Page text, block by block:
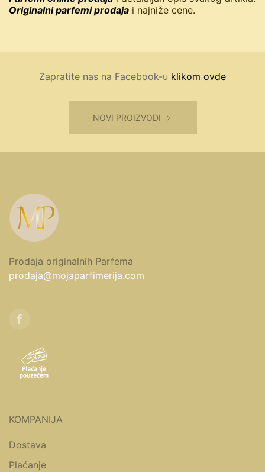
Originalni parfemi prodaja i najniže cene.
Zapratite nas na Facebook-u klikom ovde
NOVI PROIZVODI
Prodaja originalnih Parfema
prodaja@mojaparfimerija.com
KOMPANIJA
Dostava
Plaćanje